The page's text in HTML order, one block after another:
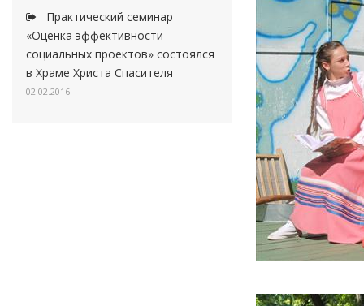
Практический семинар
«Оценка эффективности
социальных проектов» состоялся
в Храме Христа Спасителя
02.02.2016